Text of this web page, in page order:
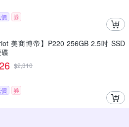
券
美商博帝】P220 256GB 2.5吋 SSD
$2,310
券